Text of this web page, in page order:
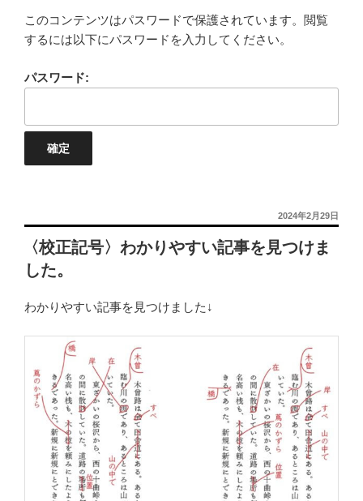
このコンテンツはパスワードで保護されています。閲覧
するには以下にパスワードを入力してください。
パスワード:
投
稿
日:
2024年2月29日
〈校正記号〉わかりやすい記事を見つけま
した。
わかりやすい記事を見つけました↓